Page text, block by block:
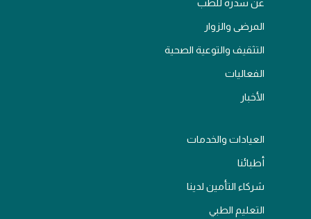
عن سدرة للطب
المرضى والزوار
التثقيف والتوعية الصحية
الفعاليات
الأخبار
العيادات والخدمات
أطبائنا
شركاء التأمين لدينا
التعليم الطبي